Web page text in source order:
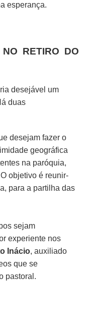
esperança.
RETIRO DO
desejável um
duas
desejam fazer o
geográfica
na paróquia,
objetivo é reunir-
para a partilha das
sejam
experiente nos
Inácio, auxiliado
que se
pastoral.